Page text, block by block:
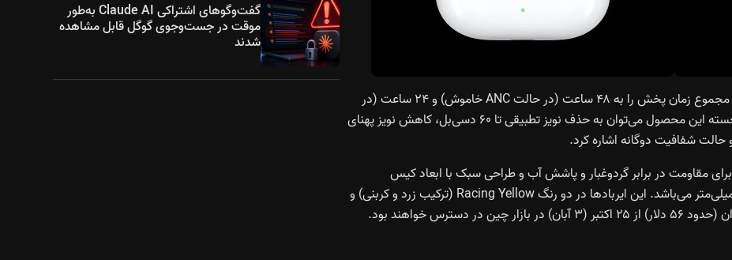
کیس شارژ با وزن ۴۲.۵ گرم و باتری ۵۱۳ میلی‌آمپرساعتی، مجموع زمان پخش را به ۴۸ ساعت (در حالت ANC خاموش) و ۲۴ ساعت (در
حالت ANC روشن) افزایش می‌دهد. از دیگر ویژگی‌های برجسته این محصول می‌توان به حذف نویز تطبیقی تا ۶۰ دسی‌بل، کاهش نویز پهنای
iQOO TWS 5 دارای بلوتوث ۵.۴ کم‌مصرف، گواهی IP54 برای مقاومت در برابر گردوغبار و پاشش آب و طراحی سبک با ابعاد کیس
۶۰×۲۳.۸×۴۶ میلی‌متر و هر ایرباد ۲۲.۰۵×۲۳.۶×۳۰.۲۷ میلی‌متر می‌باشد. این ایربادها در دو رنگ Racing Yellow (ترکیب زرد و کربنی) و
گفت‌وگوهای اشتراکی Claude AI به‌طور
موقت در جست‌وجوی گوگل قابل مشاهده
شدند